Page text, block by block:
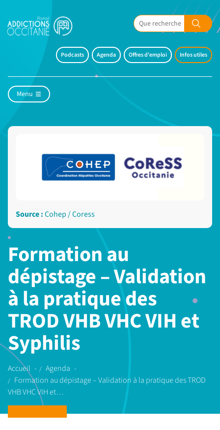
Podcasts Agenda Offres d'emploi Infos utiles
Menu
Formation au
dépistage – Validation
à la pratique des
TROD VHB VHC VIH et
Syphilis
Accueil
Agenda
Formation au dépistage – Validation à la pratique des TROD
VHB VHC VIH et…
Source :Cohep / Coress